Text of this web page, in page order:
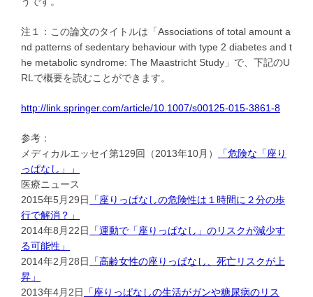
注１：この論文のタイトルは「Associations of total amount a
nd patterns of sedentary behaviour with type 2 diabetes and t
he metabolic syndrome: The Maastricht Study」で、下記のU
RLで概要を読むことができます。
http://link.springer.com/article/10.1007/s00125-015-3861-8
参考：
メディカルエッセイ第129回（2013年10月）
「危険な「座り
っぱなし」」
医療ニュース
2015年5月29日
「座りっぱなしの危険性は１時間に２分の歩
行で解消？」
2014年8月22日
「運動で「座りっぱなし」のリスクが減少す
る可能性」
2014年2月28日
「高齢女性の座りっぱなし、死亡リスクが上
昇」
2013年4月2日
「座りっぱなしの生活がガンや糖尿病のリス